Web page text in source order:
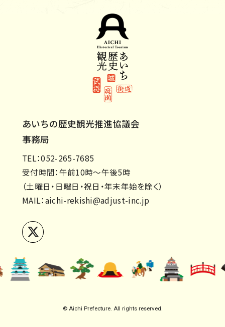
あいちの歴史観光推進協議会
事務局
TEL：052-265-7685
受付時間：午前10時～午後5時
（土曜日・日曜日・祝日・年末年始を除く）
MAIL：aichi-rekishi@adjust-inc.jp
© Aichi Prefecture. All rights reserved.